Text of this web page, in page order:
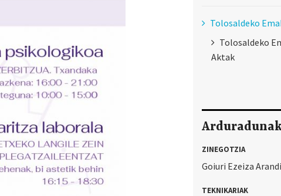
Tolosaldeko
Tolosaldeko
Aktak
ZINEGOTZIA
Goiuri Ezeiza
TEKNIKARIAK